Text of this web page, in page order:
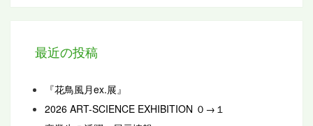
最近の投稿
『花鳥風月ex.展』
2026 ART-SCIENCE EXHIBITION ０→１